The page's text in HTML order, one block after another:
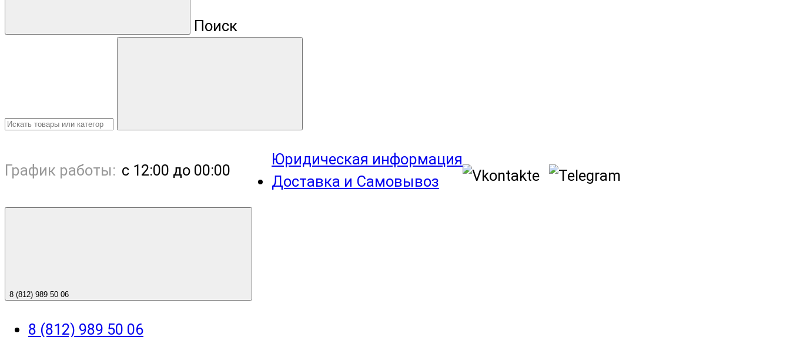
Поиск
График работы: с 12:00 до 00:00
Юридическая информация
Доставка и Самовывоз
8 (812) 989 50 06
8 (812) 989 50 06